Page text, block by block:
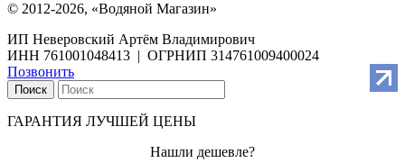
© 2012-2026, «Водяной Магазин»
ИП Неверовский Артём Владимирович
ИНН 761001048413 | ОГРНИП 314761009400024
Позвонить
Поиск
ГАРАНТИЯ ЛУЧШЕЙ ЦЕНЫ
Нашли дешевле?